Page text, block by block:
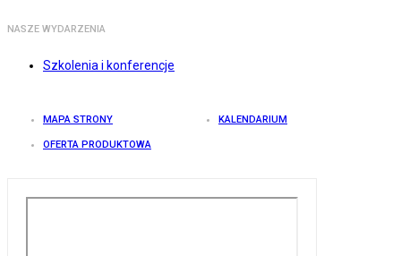
NASZE WYDARZENIA
Szkolenia i konferencje
MAPA STRONY KALENDARIUM
OFERTA PRODUKTOWA